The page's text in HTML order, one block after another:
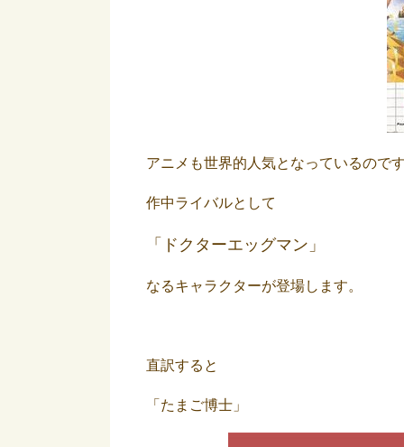
アニメも世界的人気となっているので
作中ライバルとして
「ドクターエッグマン」
なるキャラクターが登場します。
直訳すると
「たまご博士」